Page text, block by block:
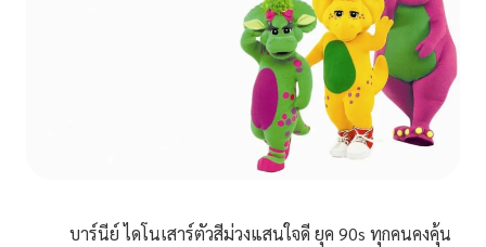
บาร์นีย์ ไดโนเสาร์ตัวสีม่วงแสนใจดี ยุค 90s ทุกคนคงคุ้น